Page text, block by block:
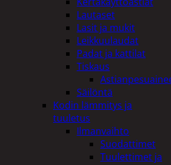
Lautaset
Lasit ja mukit
Leikkuulaudat
Padat ja kattilat
Tiskaus
Säilöntä
Kodin lämmitys ja
tuuletus
Ilmanvaihto
Suodattimet
Tuulettimet ja